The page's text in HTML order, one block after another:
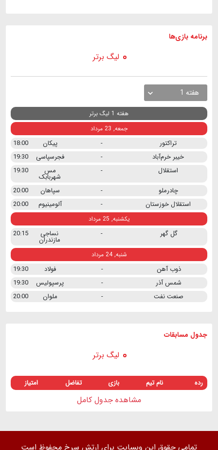
برنامه بازی ها
لیگ برتر
هفته 1
هفته 1 لیگ برتر
جمعه, 23 مرداد
تراکتور - پیکان
18:00
خیبر خرم‌آباد
- فجرسپاسی
19:30
استقلال
- مس
شهربابک
19:30
چادرملو
- سپاهان
20:00
استقلال خوزستان
- آلومینیوم 20:00
یکشنبه, 25 مرداد
گل گهر - نساجی
مازندران
20:15
شنبه, 24 مرداد
ذوب آهن - فولاد
19:30
شمس آذر
- پرسپولیس
19:30
صنعت نفت
- ملوان 20:00
جدول مسابقات
لیگ برتر
رده نام تیم بازی تفاضل امتیاز
مشاهده جدول کامل
تمامی حقوق این وبسایت برای ارتش سرخ محفوظ است